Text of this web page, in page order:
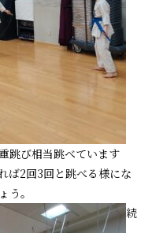
跳び相当跳べています
ば2回3回と跳べる様にな
う。
続